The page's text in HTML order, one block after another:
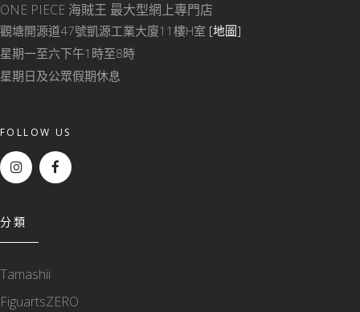
ONE PIECE 海賊王 最大型網上專門店
觀塘開源道47號凱源工業大廈11樓H室 [地圖]
星期一至六下午1時至8時
星期日及公眾假期休息
FOLLOW US
分類
Tamashii
FiguartsZERO